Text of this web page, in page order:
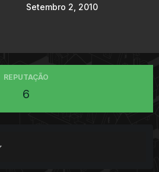
Setembro 2, 2010
REPUTAÇÃO
6